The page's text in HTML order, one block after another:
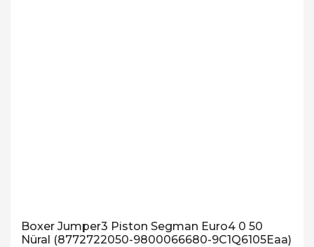
Boxer Jumper3 Piston Segman Euro4 0 50
Nüral (8772722050-9800066680-9C1Q6105Eaa)